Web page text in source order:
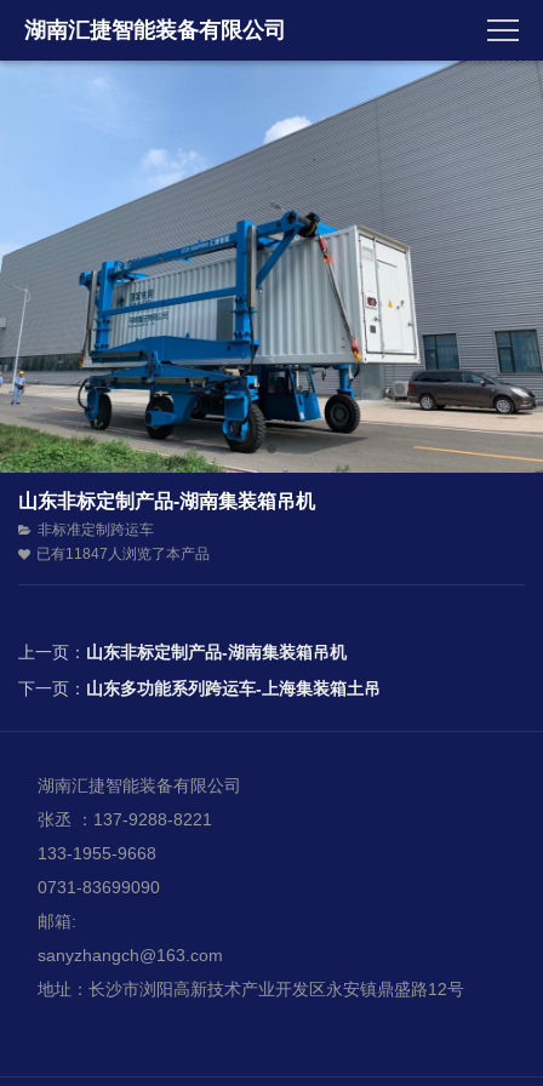
湖南汇捷智能装备有限公司
山东非标定制产品-湖南集装箱吊机
非标准定制跨运车
已有11847人浏览了本产品
上一页： 山东非标定制产品-湖南集装箱吊机
下一页： 山东多功能系列跨运车-上海集装箱土吊
湖南汇捷智能装备有限公司
张丞 ：137-9288-8221
133-1955-9668
0731-83699090
邮箱:
sanyzhangch@163.com
地址：长沙市浏阳高新技术产业开发区永安镇鼎盛路12号